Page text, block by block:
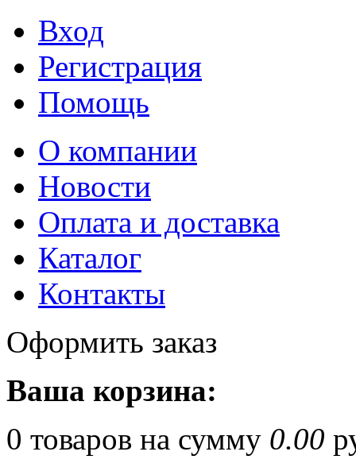
Вход
Регистрация
Помощь
О компании
Новости
Оплата и доставка
Каталог
Контакты
Оформить заказ
Ваша корзина:
0 товаров на сумму 0.00